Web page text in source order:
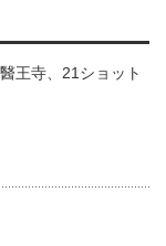
王寺、21ショット